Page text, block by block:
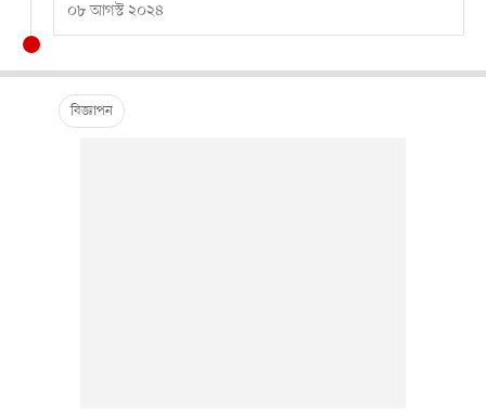
০৮ আগস্ট ২০২৪